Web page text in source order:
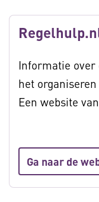
Informatie
het
Een website
Ga naar de